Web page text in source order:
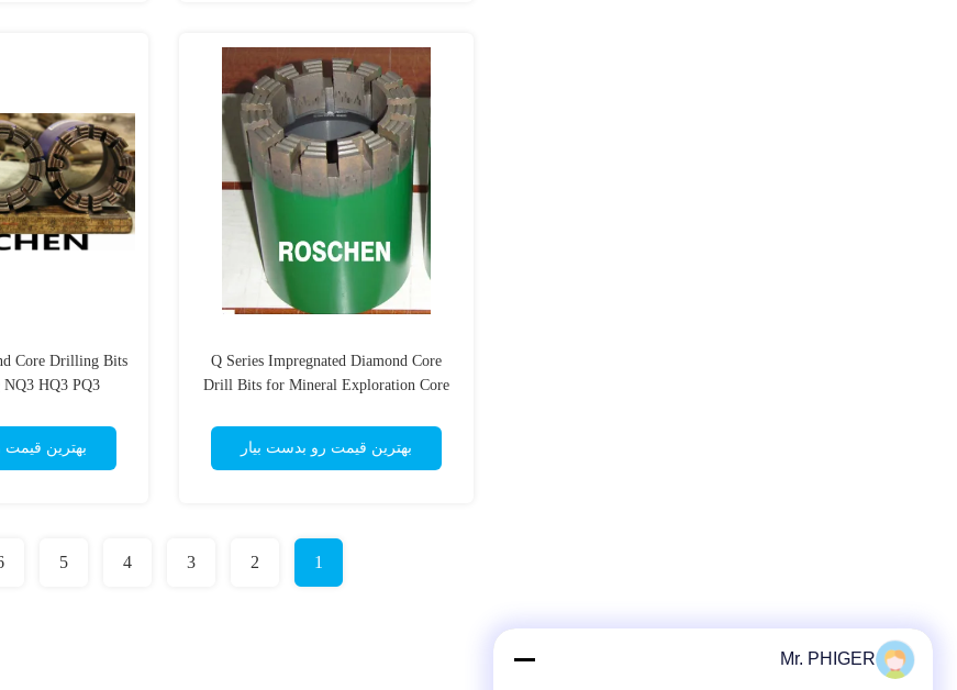
Q Series Impregnated Diamond Core
Drill Bits for Mineral Exploration Core
بهترین قیمت رو بدست بیار
Core Drilling Bits
HQ3 PQ3
بهترین قیمت
1
2
3
4
5
Mr. PHIGER